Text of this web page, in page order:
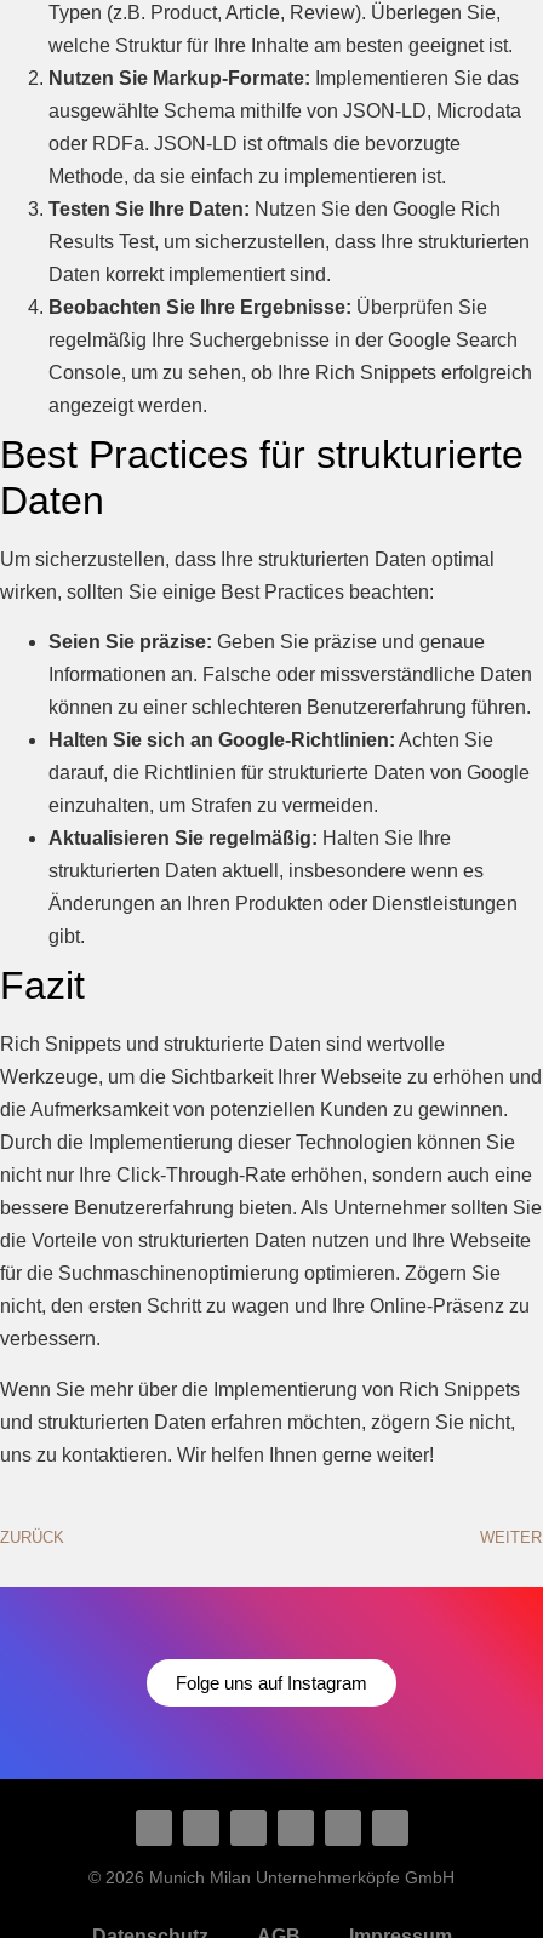
Typen (z.B. Product, Article, Review). Überlegen Sie,
welche Struktur für Ihre Inhalte am besten geeignet ist.
Nutzen Sie Markup-Formate: Implementieren Sie das
ausgewählte Schema mithilfe von JSON-LD, Microdata
oder RDFa. JSON-LD ist oftmals die bevorzugte
Methode, da sie einfach zu implementieren ist.
Testen Sie Ihre Daten: Nutzen Sie den Google Rich
Results Test, um sicherzustellen, dass Ihre strukturierten
Daten korrekt implementiert sind.
Beobachten Sie Ihre Ergebnisse: Überprüfen Sie
regelmäßig Ihre Suchergebnisse in der Google Search
Console, um zu sehen, ob Ihre Rich Snippets erfolgreich
angezeigt werden.
Best Practices für strukturierte
Daten
Um sicherzustellen, dass Ihre strukturierten Daten optimal
wirken, sollten Sie einige Best Practices beachten:
Seien Sie präzise: Geben Sie präzise und genaue
Informationen an. Falsche oder missverständliche Daten
können zu einer schlechteren Benutzererfahrung führen.
Halten Sie sich an Google-Richtlinien: Achten Sie
darauf, die Richtlinien für strukturierte Daten von Google
einzuhalten, um Strafen zu vermeiden.
Aktualisieren Sie regelmäßig: Halten Sie Ihre
strukturierten Daten aktuell, insbesondere wenn es
Änderungen an Ihren Produkten oder Dienstleistungen
gibt.
Fazit
Rich Snippets und strukturierte Daten sind wertvolle
Werkzeuge, um die Sichtbarkeit Ihrer Webseite zu erhöhen und
die Aufmerksamkeit von potenziellen Kunden zu gewinnen.
Durch die Implementierung dieser Technologien können Sie
nicht nur Ihre Click-Through-Rate erhöhen, sondern auch eine
bessere Benutzererfahrung bieten. Als Unternehmer sollten Sie
die Vorteile von strukturierten Daten nutzen und Ihre Webseite
für die Suchmaschinenoptimierung optimieren. Zögern Sie
nicht, den ersten Schritt zu wagen und Ihre Online-Präsenz zu
verbessern.
Wenn Sie mehr über die Implementierung von Rich Snippets
und strukturierten Daten erfahren möchten, zögern Sie nicht,
uns zu kontaktieren. Wir helfen Ihnen gerne weiter!
ZURÜCK WEITER
Folge uns auf Instagram
© 2026 Munich Milan Unternehmerköpfe GmbH